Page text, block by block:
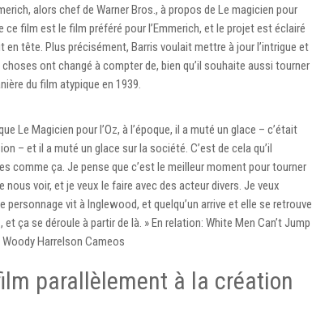
alors chef de Warner Bros., à propos de Le magicien pour
ce film est le film préféré pour l’Emmerich, et le projet est éclairé
en tête. Plus précisément, Barris voulait mettre à jour l’intrigue et
ont changé à compter de, bien qu’il souhaite aussi tourner
du film atypique en 1939.
Le Magicien pour l’Oz, à l’époque, il a muté un glace – c’était
– et il a muté un glace sur la société. C’est de cela qu’il
comme ça. Je pense que c’est le meilleur moment pour tourner
voir, et je veux le faire avec des acteur divers. Je veux
vit à Inglewood, et quelqu’un arrive et elle se retrouve
ça se déroule à partir de là. » En relation: White Men Can’t Jump
Harrelson Cameos
parallèlement à la création